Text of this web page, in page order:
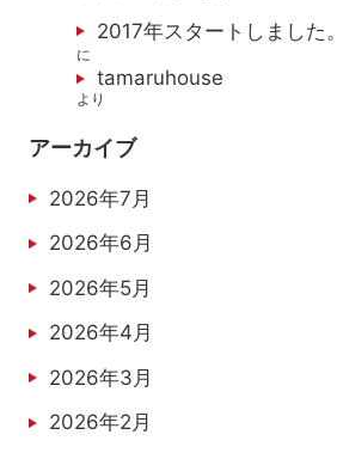
2017年スタートしました。
に
tamaruhouse
より
アーカイブ
2026年7月
2026年6月
2026年5月
2026年4月
2026年3月
2026年2月